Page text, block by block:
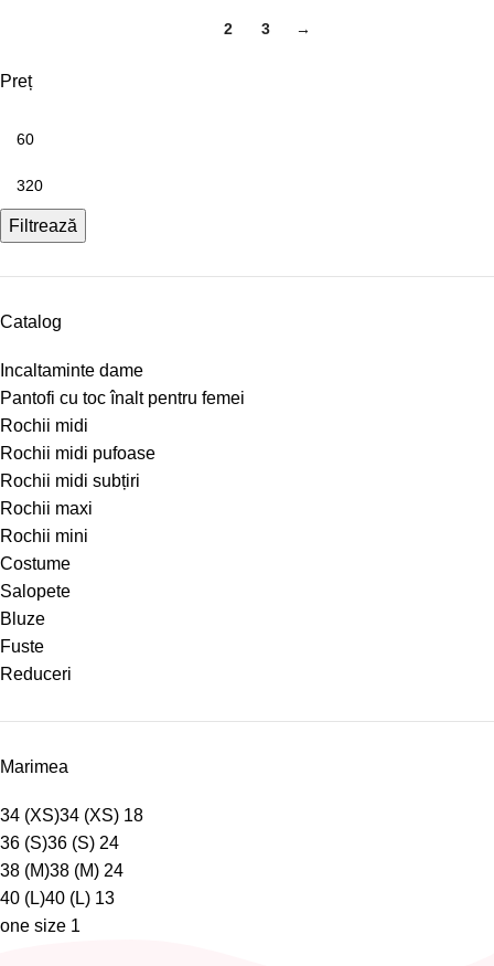
Preț
Filtrează
Catalog
Incaltaminte dame
Pantofi cu toc înalt pentru femei
Rochii midi
Rochii midi pufoase
Rochii midi subțiri
Rochii maxi
Rochii mini
Costume
Salopete
Bluze
Fuste
Reduceri
Marimea
34 (XS)34 (XS) 18
36 (S)36 (S) 24
38 (M)38 (M) 24
40 (L)40 (L) 13
one size 1
2 3 →